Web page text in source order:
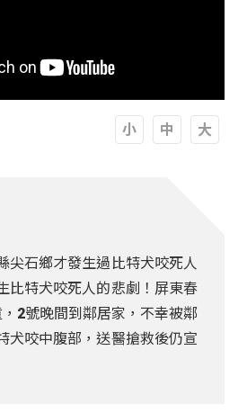
尖石鄉才發生過比特犬咬死人
比特犬咬死人的悲劇！屏東春
2號晚間到鄰居家，不幸被鄰
犬咬中腹部，送醫搶救後仍宣